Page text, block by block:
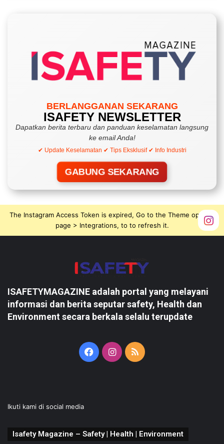
BERLANGGANAN SEKARANG
ISAFETY NEWSLETTER
Dapatkan berita terbaru dan panduan keselamatan langsung
ke email Anda!
✔ Update Keselamatan ✔ Tips Eksklusif ✔ Info Industri
GABUNG SEKARANG
The Instagram Access Token is expired, Go to the Theme options
page > Integrations, to to refresh it.
ISAFETYMAGAZINE adalah portal yang melayani
informasi dan berita seputar safety, Health dan
Environment secara berkala selalu terupdate
FacebookInstagram
RSS
Ikuti kami di social media
Isafety Magazine – Safety | Health | Environment